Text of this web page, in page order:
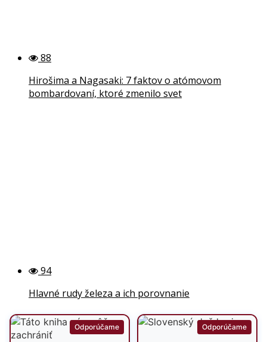
88
Hirošima a Nagasaki: 7 faktov o atómovom
bombardovaní, ktoré zmenilo svet
94
Hlavné rudy železa a ich porovnanie